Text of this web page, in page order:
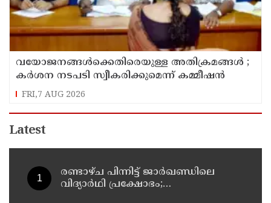
വയോജനങ്ങൾക്കെതിരെയുള്ള അതിക്രമങ്ങൾ ;
കർശന നടപടി സ്വീകരിക്കുമെന്ന് കമ്മീഷൻ
FRI,7 AUG 2026
Latest
രണ്ടാഴ്ച പിന്നിട്ട് ജാര്‍ഖണ്ഡിലെ
വിദ്യാര്‍ഥി പ്രക്ഷോഭം;